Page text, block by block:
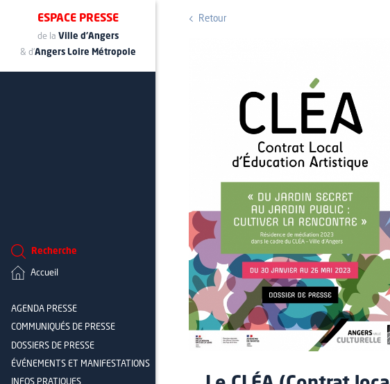
ESPACE PRESSE
de la Ville d'Angers
& d'Angers Loire Métropole
Recherche
Accueil
AGENDA PRESSE
COMMUNIQUÉS DE PRESSE
DOSSIERS DE PRESSE
ÉVÉNEMENTS ET MANIFESTATIONS
Retour